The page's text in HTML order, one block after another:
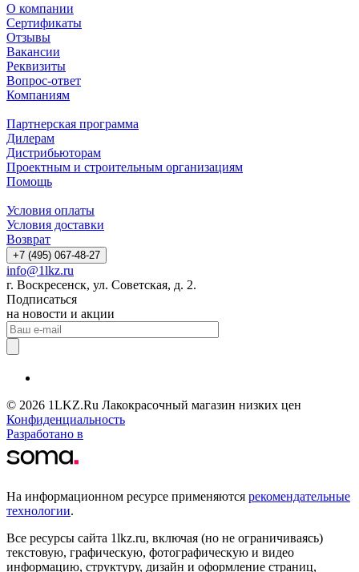
О компании
Сертификаты
Отзывы
Вакансии
Реквизиты
Вопрос-ответ
Компаниям
Партнерская программа
Дилерам
Дистрибьюторам
Проектным и строительным организациям
Помощь
Условия оплаты
Условия доставки
Возврат
+7 (495) 067-48-27
info@1lkz.ru
г. Воскресенск, ул. Советская, д. 2.
Подписаться
на новости и акции
© 2026 1LKZ.Ru Лакокрасочный магазин низких цен
Конфиденциальность
Разработано в
На информационном ресурсе применяются рекомендательные
технологии.
Все ресурсы сайта 1lkz.ru, включая (но не ограничиваясь)
текстовую, графическую, фотографическую и видео
информацию, структуру, дизайн и оформление страниц,